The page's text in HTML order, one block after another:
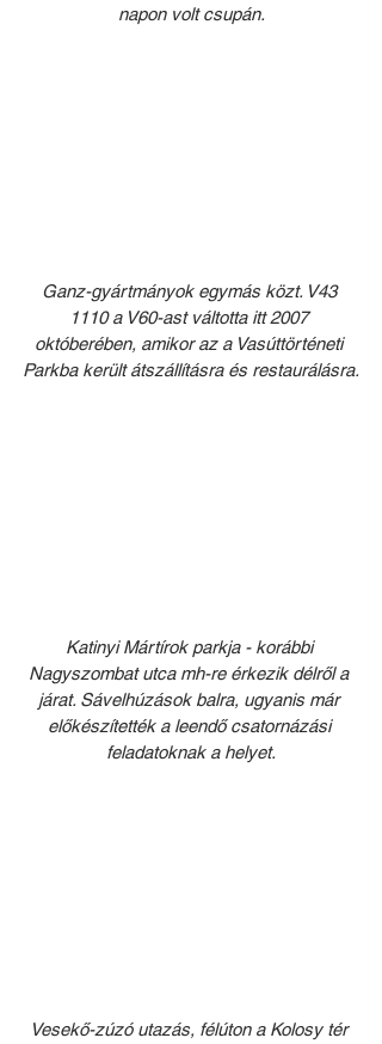
napon volt csupán.
Ganz-gyártmányok egymás közt. V43
1110 a V60-ast váltotta itt 2007
októberében, amikor az a Vasúttörténeti
Parkba került átszállításra és restaurálásra.
Katinyi Mártírok parkja - korábbi
Nagyszombat utca mh-re érkezik délről a
járat. Sávelhúzások balra, ugyanis már
előkészítették a leendő csatornázási
feladatoknak a helyet.
Vesekő-zúzó utazás, félúton a Kolosy tér